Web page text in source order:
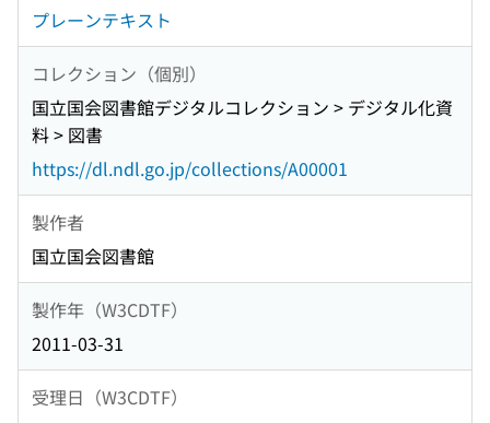
プレーンテキスト
コレクション（個別）
国立国会図書館デジタルコレクション > デジタル化資
料 > 図書
https://dl.ndl.go.jp/collections/A00001
製作者
国立国会図書館
製作年（W3CDTF）
2011-03-31
受理日（W3CDTF）